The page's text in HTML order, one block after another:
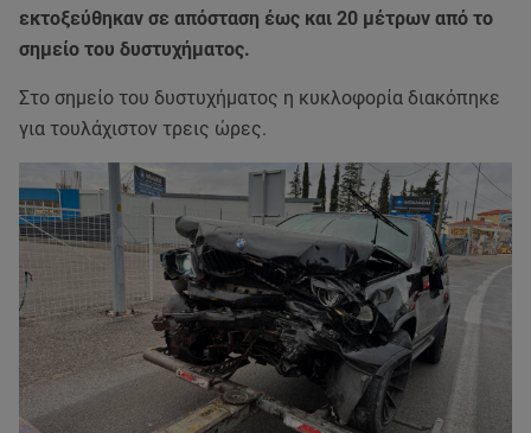
εκτοξεύθηκαν σε απόσταση έως και 20 μέτρων από το
σημείο του δυστυχήματος.
Στο σημείο του δυστυχήματος η κυκλοφορία διακόπηκε
για τουλάχιστον τρεις ώρες.